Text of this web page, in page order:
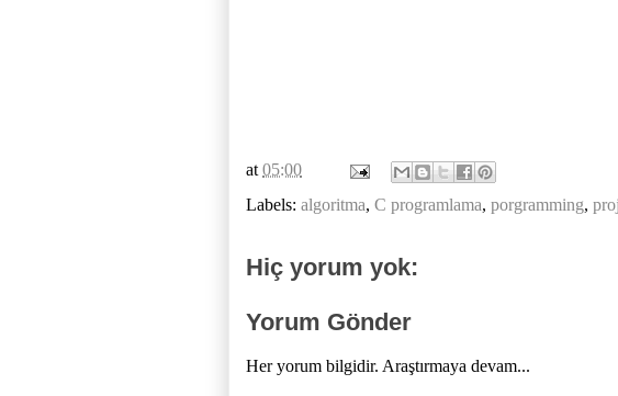
at 05:00
Labels: algoritma, C programlama, porgramming,
Hiç yorum yok:
Yorum Gönder
Her yorum bilgidir. Araştırmaya devam...